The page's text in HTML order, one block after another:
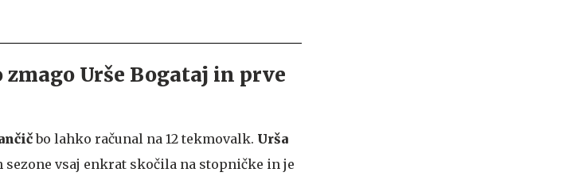
Urše Bogataj in prve
bo lahko računal na 12 tekmovalk. Urša
sezone vsaj enkrat skočila na stopničke in je